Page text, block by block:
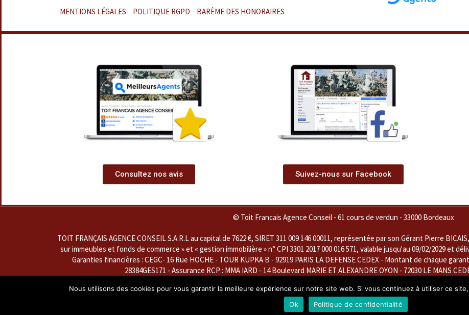
MENTIONS LÉGALES POLITIQUE RGPD BARÈME DES HONORAIRES
Consultez nos avis Suivez-nous sur Facebook
© Toit Francais Agence Conseil - 61 cours de verdun - 33000 Bordeaux
TOIT FRANÇAIS AGENCE CONSEIL S.A.R.L au capital de 7622 €, SIRET 311 009 146 00011, représentée par son Gérant Pierre
sur immeubles et fonds de commerce » et « gestion immobilière » n° CPI 3301 2017 000 016 571, valable jusqu'au 09/02/2029 et
Garanties financières : CEGC- 16 Rue HOCHE - TOUR KUPKA B - 92919 PARIS LA DEFENSE CEDEX - Montant de chaque
28384GES171 - Assurance RCP : MMA IARD - 14 Boulevard MARIE ET ALEXANDRE OYON - 72030 LE MANS
titulaire de la carte professionnelle « Transaction sur immeubles et fonds de commerce » et « Gestion Immobilière », n° CPI 3301
délivrée par la CCI de Bordeaux-Gironde le 10 février 2026
Nous utilisons des cookies pour vous garantir la meilleure expérience sur notre site web. Si vous continuez à utiliser ce
Ok
Politique de confidentialité